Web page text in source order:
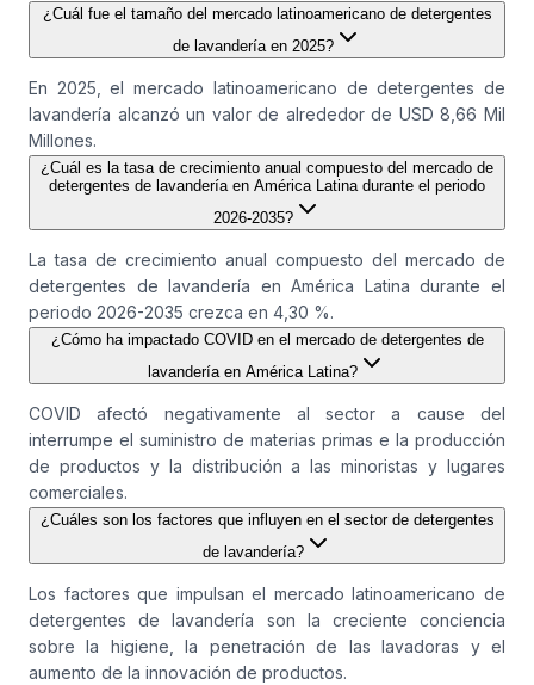
¿Cuál fue el tamaño del mercado latinoamericano de detergentes
de lavandería en 2025?
En 2025, el mercado latinoamericano de detergentes de
lavandería alcanzó un valor de alrededor de USD 8,66 Mil
Millones.
¿Cuál es la tasa de crecimiento anual compuesto del mercado de
detergentes de lavandería en América Latina durante el periodo
2026-2035?
La tasa de crecimiento anual compuesto del mercado de
detergentes de lavandería en América Latina durante el
periodo 2026-2035 crezca en 4,30 %.
¿Cómo ha impactado COVID en el mercado de detergentes de
lavandería en América Latina?
COVID afectó negativamente al sector a cause del
interrumpe el suministro de materias primas e la producción
de productos y la distribución a las minoristas y lugares
comerciales.
¿Cuáles son los factores que influyen en el sector de detergentes
de lavandería?
Los factores que impulsan el mercado latinoamericano de
detergentes de lavandería son la creciente conciencia
sobre la higiene, la penetración de las lavadoras y el
aumento de la innovación de productos.